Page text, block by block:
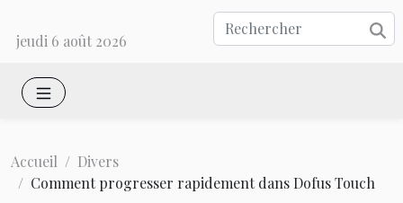
jeudi 6 août 2026
Accueil
Divers
Comment progresser rapidement dans Dofus Touch